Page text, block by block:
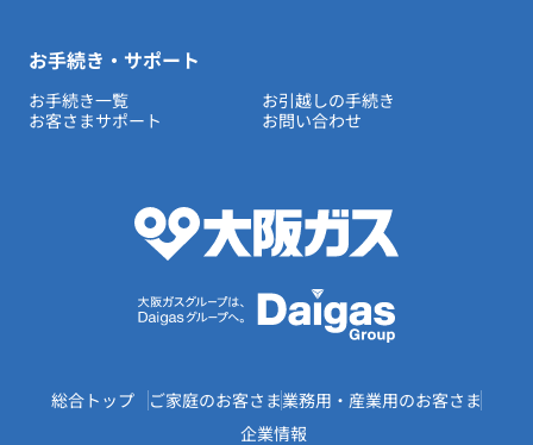
お手続き・サポート
お手続き一覧
お引越しの手続き
お客さまサポート
お問い合わせ
総合トップ ご家庭のお客さま業務用・産業用のお客さま
企業情報